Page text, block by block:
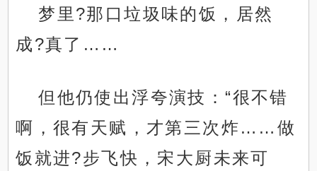
梦里?那口垃圾味的饭，居然
成?真了……
但他仍使出浮夸演技：“很不错
啊，很有天赋，才第三次炸……做
饭就进?步飞快，宋大厨未来可